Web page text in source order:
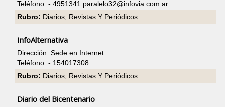
Teléfono: - 4951341 paralelo32@infovia.com.ar
Rubro: Diarios, Revistas Y Periódicos
InfoAlternativa
Dirección: Sede en Internet
Teléfono: - 154017308
Rubro: Diarios, Revistas Y Periódicos
Diario del Bicentenario